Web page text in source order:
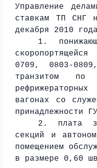
Управление
ставкам ТП СНГ
декабря 2010
1.
0709, 0803-
транзитом по
вагонах со
принадлежности
2. плата за
секций и
помещением
в размере 0,60